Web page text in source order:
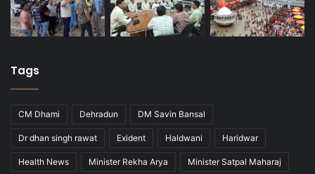
Tags
CM Dhami Dehradun DM Savin Bansal
Dr dhan singh rawat Exident Haldwani Haridwar
Health News Minister Rekha Arya Minister Satpal Maharaj